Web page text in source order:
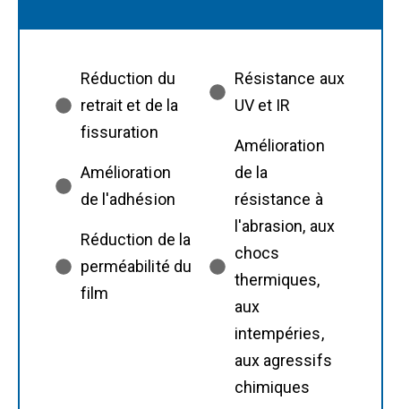
Réduction du
retrait et de la
fissuration
Amélioration
de l'adhésion
Réduction de la
perméabilité du
film
Résistance aux
UV et IR
Amélioration
de la
résistance à
l'abrasion, aux
chocs
thermiques,
aux
intempéries,
aux agressifs
chimiques